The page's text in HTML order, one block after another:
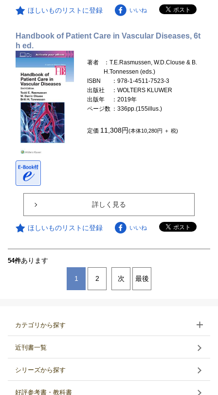
ほしいものリストに登録 いいね
Handbook of Patient Care in Vascular Diseases, 6t
h ed.
著者
：T.E.Rasmussen, W.D.Clouse & B.
H.Tonnessen (eds.)
ISBN
：978-1-4511-7523-3
出版社
：WOLTERS KLUWER
出版年
：2019年
ページ数 ：336pp.(155illus.)
定価 11,308円(本体10,280円 ＋ 税)
詳しく見る
ほしいものリストに登録 いいね
54件あります
1 2 次 最後
カテゴリから探す
近刊書一覧
シリーズから探す
好評参考書・教科書